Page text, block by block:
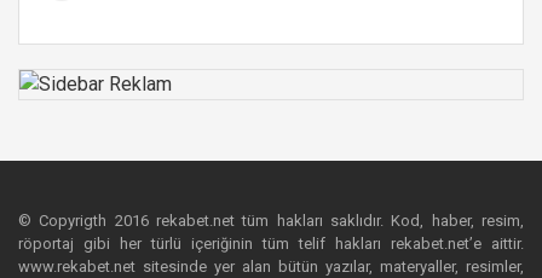
© Copyrigth 2016 rekabet.net tüm hakları saklıdır. Kod, haber, resim,
röportaj gibi her türlü içeriğinin tüm telif hakları rekabet.net’e aittir.
www.rekabet.net sitesinde yer alan bütün yazılar, materyaller, resimler,